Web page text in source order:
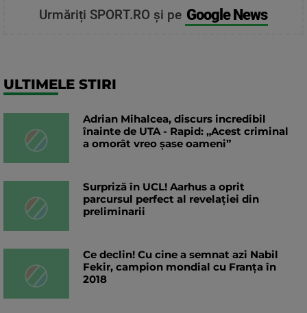
Urmăriți SPORT.RO și pe Google News
ULTIMELE STIRI
Adrian Mihalcea, discurs incredibil
înainte de UTA - Rapid: „Acest criminal
a omorât vreo șase oameni”
Surpriză în UCL! Aarhus a oprit
parcursul perfect al revelației din
preliminarii
Ce declin! Cu cine a semnat azi Nabil
Fekir, campion mondial cu Franța în
2018